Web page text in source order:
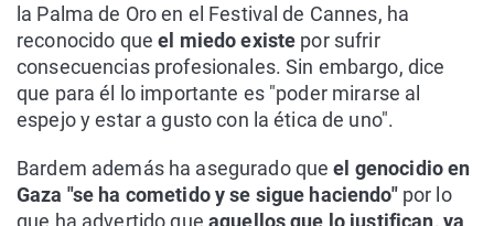
la Palma de Oro en el Festival de Cannes, ha
reconocido queel miedo existe por sufrir
consecuencias profesionales. Sin embargo, dice
que para él lo importante es "poder mirarse al
espejo y estar a gusto con la ética de uno".
Bardem además ha asegurado queel genocidio en
Gaza "se ha cometido y se sigue haciendo"por lo
que ha advertido que aquellos que lo justifican, ya